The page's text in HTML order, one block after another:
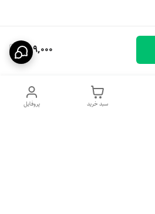
389,000
پروفایل سبد خرید